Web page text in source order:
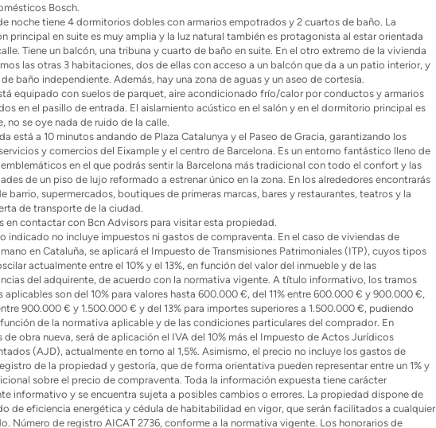
Bosch.
noche tiene 4 dormitorios dobles con armarios empotrados y 2 cuartos de baño. La
principal en suite es muy amplia y la luz natural también es protagonista al estar orientada
Tiene un balcón, una tribuna y cuarto de baño en suite. En el otro extremo de la vivienda
las otras 3 habitaciones, dos de ellas con acceso a un balcón que da a un patio interior, y
baño independiente. Además, hay una zona de aguas y un aseo de cortesía.
equipado con suelos de parquet, aire acondicionado frío/calor por conductos y armarios
en el pasillo de entrada. El aislamiento acústico en el salón y en el dormitorio principal es
no se oye nada de ruido de la calle.
está a 10 minutos andando de Plaza Catalunya y el Paseo de Gracia, garantizando los
y comercios del Eixample y el centro de Barcelona. Es un entorno fantástico lleno de
en el que podrás sentir la Barcelona más tradicional con todo el confort y las
de un piso de lujo reformado a estrenar único en la zona. En los alrededores encontrarás
barrio, supermercados, boutiques de primeras marcas, bares y restaurantes, teatros y la
de transporte de la ciudad.
en contactar con Bcn Advisors para visitar esta propiedad.
indicado no incluye impuestos ni gastos de compraventa. En el caso de viviendas de
en Cataluña, se aplicará el Impuesto de Transmisiones Patrimoniales (ITP), cuyos tipos
actualmente entre el 10% y el 13%, en función del valor del inmueble y de las
del adquirente, de acuerdo con la normativa vigente. A título informativo, los tramos
aplicables son del 10% para valores hasta 600.000 €, del 11% entre 600.000 € y 900.000 €,
900.000 € y 1.500.000 € y del 13% para importes superiores a 1.500.000 €, pudiendo
de la normativa aplicable y de las condiciones particulares del comprador. En
de obra nueva, será de aplicación el IVA del 10% más el Impuesto de Actos Jurídicos
(AJD), actualmente en torno al 1,5%. Asimismo, el precio no incluye los gastos de
de la propiedad y gestoría, que de forma orientativa pueden representar entre un 1% y
sobre el precio de compraventa. Toda la información expuesta tiene carácter
informativo y se encuentra sujeta a posibles cambios o errores. La propiedad dispone de
de eficiencia energética y cédula de habitabilidad en vigor, que serán facilitados a cualquier
Número de registro AICAT 2736, conforme a la normativa vigente. Los honorarios de